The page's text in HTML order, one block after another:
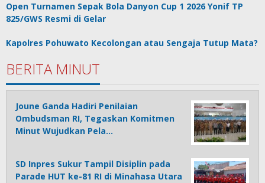
Open Turnamen Sepak Bola Danyon Cup 1 2026 Yonif TP
825/GWS Resmi di Gelar
Kapolres Pohuwato Kecolongan atau Sengaja Tutup Mata?
BERITA MINUT
Joune Ganda Hadiri Penilaian
Ombudsman RI, Tegaskan Komitmen
Minut Wujudkan Pela…
SD Inpres Sukur Tampil Disiplin pada
Parade HUT ke-81 RI di Minahasa Utara